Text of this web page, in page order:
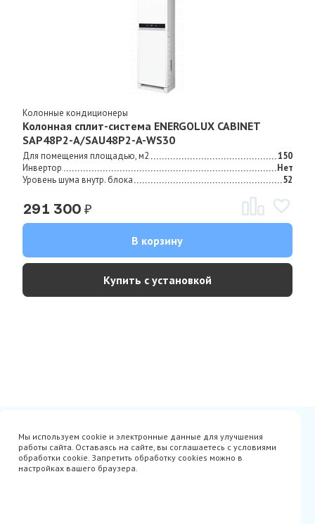
Колонные кондиционеры
Колонная сплит-система ENERGOLUX CABINET
SAP48P2-A/SAU48P2-A-WS30
Для помещения площадью, м2
150
Инвертор
Нет
Уровень шума внутр. блока
52
291 300 ₽
В корзину
Купить с установкой
Avito
Акции
Гарантия
Оплата
Производители
Мы используем cookie и электронные данные для улучшения
работы сайта. Оставаясь на сайте, вы соглашаетесь с условиями
обработки cookie. Запретить обработку cookies можно в
настройках вашего браузера.